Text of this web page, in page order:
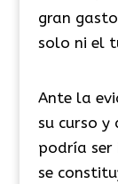
gran
solo ni el
Ante la
su curso y
podría ser
se